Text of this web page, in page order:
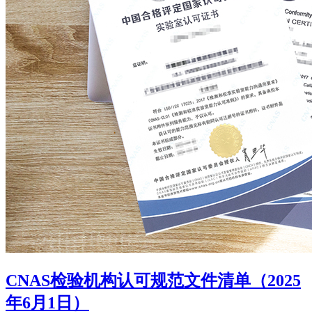
CNAS检验机构认可规范文件清单（2025
年6月1日）